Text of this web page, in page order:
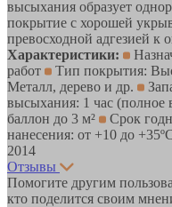
высыхания образует
покрытие с хорошей
превосходной адгезией к
Характеристики:
работ
Тип покрытия:
Металл, дерево и др.
высыхания: 1 час (полное
баллон до 3 м²
Срок
нанесения: от +10 до
2014
Отзывы
Помогите другим
кто поделится своим